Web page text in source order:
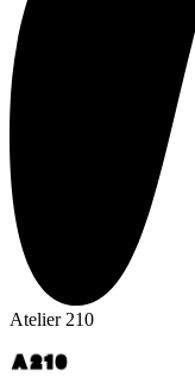
Atelier 210